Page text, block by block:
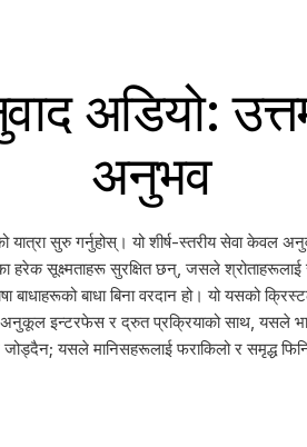
अडियो:
अनुभव
सुरु गर्नुहोस्। यो शीर्ष-स्तरीय सेवा केवल
हरेक सूक्ष्मताहरू सुरक्षित छन्, जसले
बाधाहरूको बाधा बिना वरदान हो। यो यसको
अनुकूल इन्टरफेस र द्रुत प्रक्रियाको साथ, यसले
जोड्दैन; यसले मानिसहरूलाई फराकिलो र समृद्ध